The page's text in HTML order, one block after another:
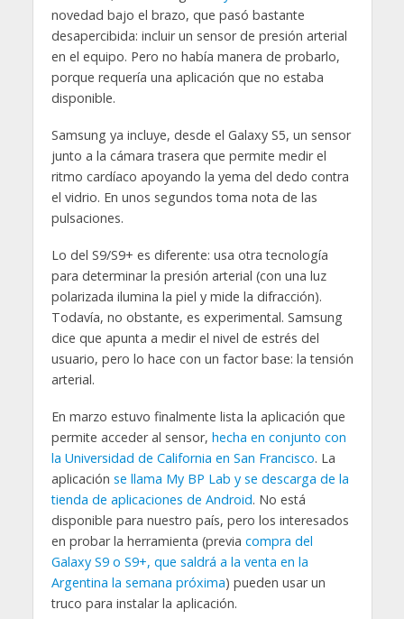
novedad bajo el brazo, que pasó bastante
desapercibida: incluir un sensor de presión arterial
en el equipo. Pero no había manera de probarlo,
porque requería una aplicación que no estaba
disponible.
Samsung ya incluye, desde el Galaxy S5, un sensor
junto a la cámara trasera que permite medir el
ritmo cardíaco apoyando la yema del dedo contra
el vidrio. En unos segundos toma nota de las
pulsaciones.
Lo del S9/S9+ es diferente: usa otra tecnología
para determinar la presión arterial (con una luz
polarizada ilumina la piel y mide la difracción).
Todavía, no obstante, es experimental. Samsung
dice que apunta a medir el nivel de estrés del
usuario, pero lo hace con un factor base: la tensión
arterial.
En marzo estuvo finalmente lista la aplicación que
permite acceder al sensor, hecha en conjunto con
la Universidad de California en San Francisco. La
aplicación se llama My BP Lab y se descarga de la
tienda de aplicaciones de Android. No está
disponible para nuestro país, pero los interesados
en probar la herramienta (previa compra del
Galaxy S9 o S9+, que saldrá a la venta en la
Argentina la semana próxima) pueden usar un
truco para instalar la aplicación.